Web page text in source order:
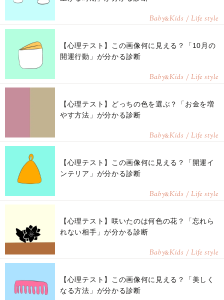
Baby&Kids / Life style
【心理テスト】この画像何に見える？「10月の
開運行動」が分かる診断
Baby&Kids / Life style
【心理テスト】どっちの色を選ぶ？「お金を増
やす方法」が分かる診断
Baby&Kids / Life style
【心理テスト】この画像何に見える？「開運イ
ンテリア」が分かる診断
Baby&Kids / Life style
【心理テスト】咲いたのは何色の花？「忘れら
れない相手」が分かる診断
Baby&Kids / Life style
【心理テスト】この画像何に見える？「美しく
なる方法」が分かる診断